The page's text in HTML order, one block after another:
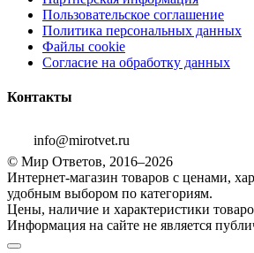
Пользовательское соглашение
Политика персональных данных
Файлы cookie
Согласие на обработку данных
Контакты
info@mirotvet.ru
© Мир Ответов, 2016–2026
Интернет-магазин товаров с ценами,
удобным выбором по категориям.
Цены, наличие и характеристики
Информация на сайте не является